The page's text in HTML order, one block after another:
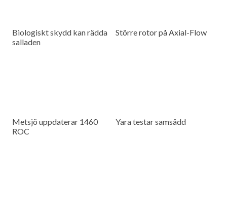
Biologiskt skydd kan rädda
salladen
Större rotor på Axial-Flow
Metsjö uppdaterar 1460
ROC
Yara testar samsådd